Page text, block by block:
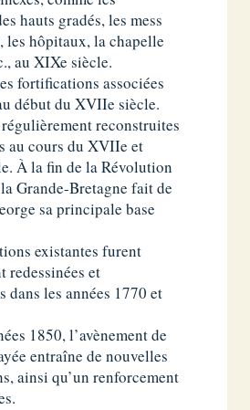
hauts gradés, les mess
les hôpitaux, la chapelle
au XIXe siècle.
fortifications associées
début du XVIIe siècle.
reconstruites
au cours du XVIIe et
À la fin de la Révolution
Grande-Bretagne fait de
sa principale base
existantes furent
redessinées et
dans les années 1770 et
1850, l’avènement de
entraîne de nouvelles
ainsi qu’un renforcement